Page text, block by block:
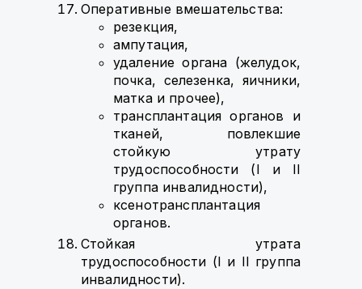
Оперативные вмешательства:
резекция,
ампутация,
удаление органа (желудок,
почка, селезенка, яичники,
матка и прочее),
трансплантация органов и
тканей, повлекшие
стойкую утрату
трудоспособности (I и II
группа инвалидности),
ксенотрансплантация
органов.
Стойкая утрата
трудоспособности (I и II группа
инвалидности).